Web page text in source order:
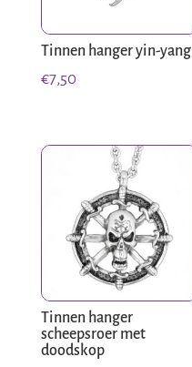
Tinnen hanger yin-yang
€7,50
Tinnen hanger
scheepsroer met
doodskop